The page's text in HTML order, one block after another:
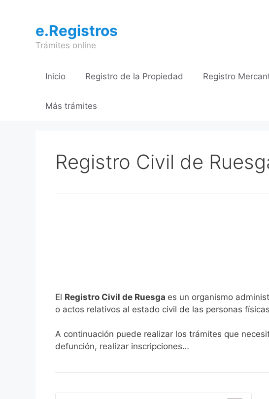
contenidoe.Registros
Trámites online
Inicio Registro de la Propiedad Registro
Más trámites
Registro Civil de
El Registro Civil de Ruesga es un organismo
o actos relativos al estado civil de las personas
A continuación puede realizar los trámites que
defunción, realizar inscripciones…